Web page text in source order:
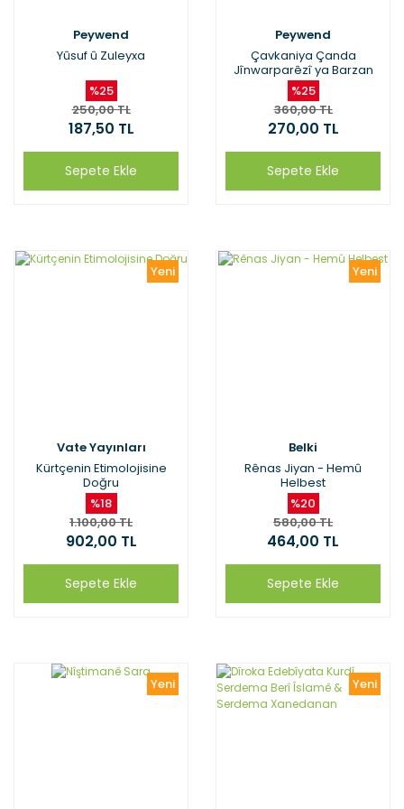
Peywend
Yûsuf û Zuleyxa
%25
250,00 TL
187,50 TL
Sepete Ekle
Peywend
Çavkaniya Çanda
Jînwarparêzî ya Barzan
%25
360,00 TL
270,00 TL
Sepete Ekle
Yeni
Vate Yayınları
Kürtçenin Etimolojisine
Doğru
%18
1.100,00 TL
902,00 TL
Sepete Ekle
Yeni
Belki
Rênas Jiyan - Hemû
Helbest
%20
580,00 TL
464,00 TL
Sepete Ekle
Yeni Yeni